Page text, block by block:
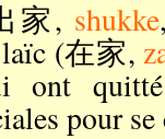
家, shukke
laïc (在家,
ont
pour